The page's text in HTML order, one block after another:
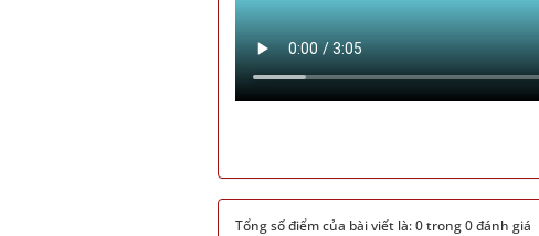
Tổng số điểm của bài viết là: 0 trong 0 đánh giá